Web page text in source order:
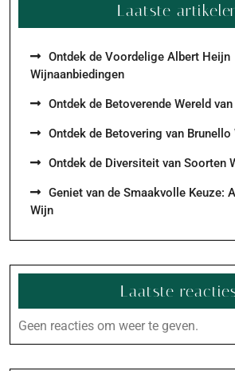
Laatste
Ontdek de Voordelige Albert Heijn
Wijnaanbiedingen
Ontdek de Betoverende Wereld
Ontdek de Betovering van
Ontdek de Diversiteit van Soorten
Geniet van de Smaakvolle Keuze:
Wijn
Laatste
Geen reacties om weer te geven.